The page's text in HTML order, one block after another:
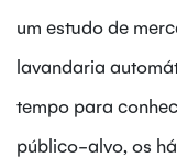
um estudo de
lavandaria
tempo para
público-alvo, os